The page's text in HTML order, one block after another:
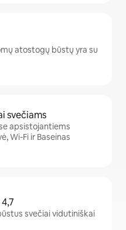
atostogų būstų yra su
svečiams
apsistojantiems
Wi-Fi ir Baseinas
svečiai vidutiniškai